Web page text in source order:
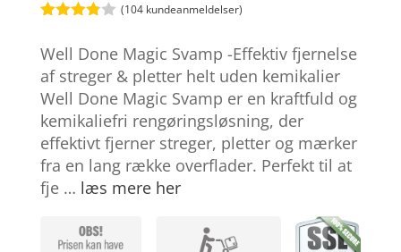
ud af 5
baseret
på
kundebed
ømmels
er
(104 kundeanmeldelser)
Well Done Magic Svamp -Effektiv fjernelse
af streger & pletter helt uden kemikalier
Well Done Magic Svamp er en kraftfuld og
kemikaliefri rengøringsløsning, der
effektivt fjerner streger, pletter og mærker
fra en lang række overflader. Perfekt til at
fje … læs mere her